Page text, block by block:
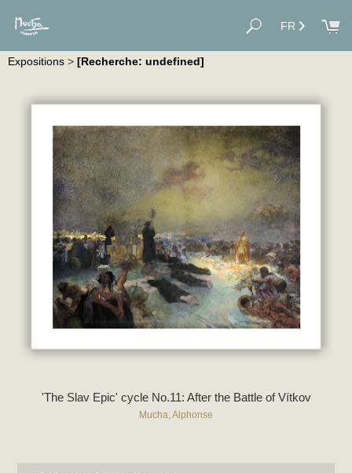
FR
Expositions > [Recherche: undefined]
'The Slav Epic' cycle No.11: After the Battle of Vítkov
Mucha, Alphonse